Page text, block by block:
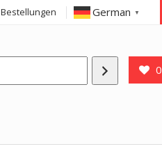
Bestellungen German ▼
0